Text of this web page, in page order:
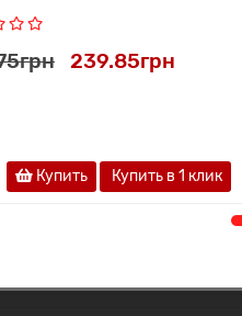
239.85грн
Купить Купить в 1 клик